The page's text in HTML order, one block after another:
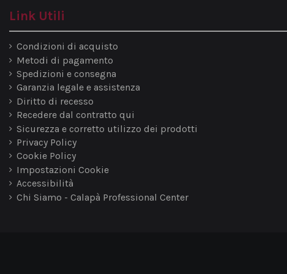
Link Utili
Condizioni di acquisto
Metodi di pagamento
Spedizioni e consegna
Garanzia legale e assistenza
Diritto di recesso
Recedere dal contratto qui
Sicurezza e corretto utilizzo dei prodotti
Privacy Policy
Cookie Policy
Impostazioni Cookie
Accessibilità
Chi Siamo - Calapà Professional Center